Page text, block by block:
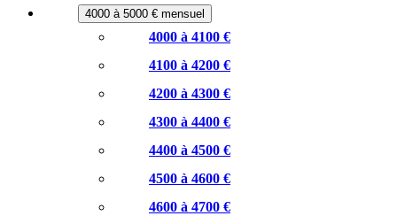
4000 à 5000 € mensuel
4000 à 4100 €
4100 à 4200 €
4200 à 4300 €
4300 à 4400 €
4400 à 4500 €
4500 à 4600 €
4600 à 4700 €